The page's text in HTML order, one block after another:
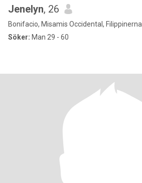
Jenelyn, 26
Bonifacio, Misamis Occidental, Filippinerna
Söker: Man 29 - 60